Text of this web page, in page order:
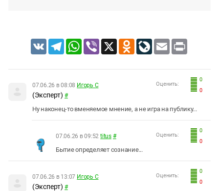
VK TelegramWhatsApp
Viber X Odnoklassniki
LiveJournal
Email Print
0
0
Оценить:
07.06.26 в 08:08 Игорь С
(Эксперт) #
Ну наконец-то вменяемое мнение, а не игра на публику...
0
0
Оценить:
07.06.26 в 09:52 titus #
Бытие определяет сознание...
0
0
Оценить:
07.06.26 в 13:07 Игорь С
(Эксперт) #